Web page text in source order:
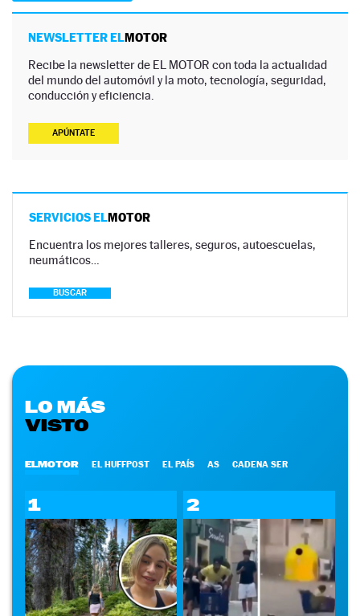
NEWSLETTER ELMOTOR
Recibe la newsletter de EL MOTOR con toda la actualidad
del mundo del automóvil y la moto, tecnología, seguridad,
conducción y eficiencia.
APÚNTATE
SERVICIOS ELMOTOR
Encuentra los mejores talleres, seguros, autoescuelas,
neumáticos…
BUSCAR
LO MÁS
VISTO
ELMOTOR EL HUFFPOST EL PAÍS AS CADENA SER
1 2